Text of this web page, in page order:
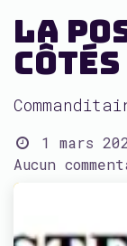
La
côtés
1 mars
Aucun